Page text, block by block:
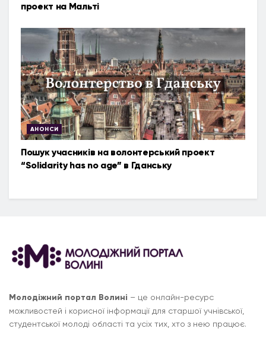
проект на Мальті
АНОНСИ
Пошук учасників на волонтерський проект
“Solidarity has no age” в Гданську
Молодіжний портал Волині – це онлайн-ресурс
можливостей і корисної інформації для старшої учнівської,
студентської молоді області та усіх тих, хто з нею працює.